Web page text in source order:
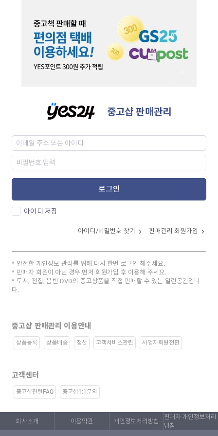
중고샵 판매관리
로그인
아이디 저장
아이디/비밀번호 찾기 판매관리 회원가입
안전한 개인정보 관리를 위해 다시 한번 로그인 해주세요.
판매자 회원이 아닌 경우 먼저 회원가입 후 이용해 주세요.
도서, 전집, 음반 DVD의 중고상품을 직접 판매할 수 있는 열린공간입니
다.
중고샵 판매관리 이용안내
상품등록 상품배송 정산 고객서비스관련 사업자회원전환
고객센터
중고샵관련FAQ 중고샵1:1문의
회사소개 이용약관 개인정보처리방침
판매자 개인정보처리
방침